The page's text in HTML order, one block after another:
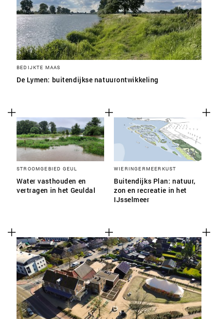
BEDIJKTE MAAS
De Lymen: buitendijkse natuurontwikkeling
STROOMGEBIED GEUL
Water vasthouden en
vertragen in het Geuldal
WIERINGERMEERKUST
Buitendijks Plan: natuur,
zon en recreatie in het
IJsselmeer